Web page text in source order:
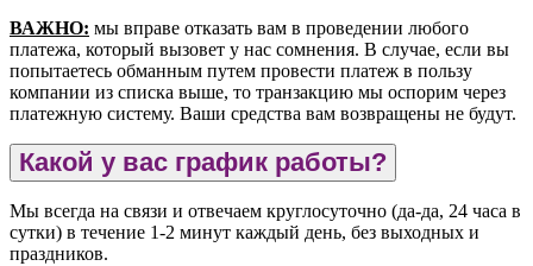
ВАЖНО: мы вправе отказать вам в проведении любого
платежа, который вызовет у нас сомнения. В случае, если вы
попытаетесь обманным путем провести платеж в пользу
компании из списка выше, то транзакцию мы оспорим через
платежную систему. Ваши средства вам возвращены не будут.
Какой у вас график работы?
Мы всегда на связи и отвечаем круглосуточно (да-да, 24 часа в
сутки) в течение 1-2 минут каждый день, без выходных и
праздников.